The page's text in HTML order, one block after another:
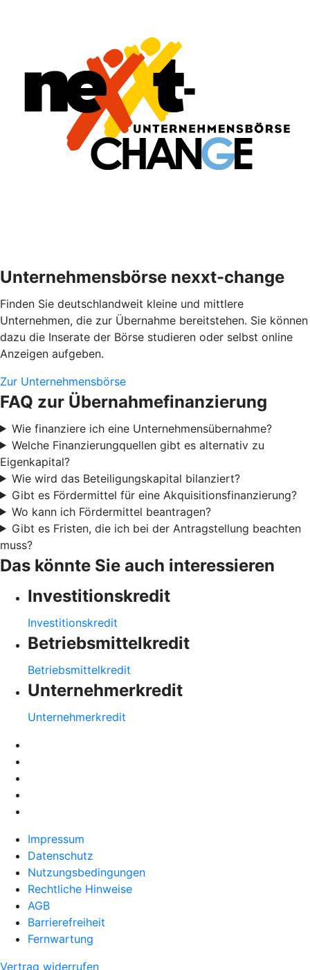
Unternehmensbörse nexxt-change
Finden Sie deutschlandweit kleine und mittlere
Unternehmen, die zur Übernahme bereitstehen. Sie können
dazu die Inserate der Börse studieren oder selbst online
Anzeigen aufgeben.
Zur Unternehmensbörse
FAQ zur Übernahmefinanzierung
Wie finanziere ich eine Unternehmensübernahme?
Welche Finanzierungquellen gibt es alternativ zu
Eigenkapital?
Wie wird das Beteiligungskapital bilanziert?
Gibt es Fördermittel für eine Akquisitionsfinanzierung?
Wo kann ich Fördermittel beantragen?
Gibt es Fristen, die ich bei der Antragstellung beachten
muss?
Das könnte Sie auch interessieren
Investitionskredit
Investitionskredit
Betriebsmittelkredit
Betriebsmittelkredit
Unternehmerkredit
Unternehmerkredit
Impressum
Datenschutz
Nutzungsbedingungen
Rechtliche Hinweise
AGB
Barrierefreiheit
Fernwartung
Vertrag widerrufen